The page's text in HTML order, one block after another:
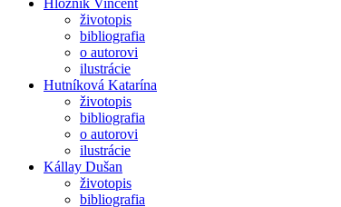
Hložník Vincent
životopis
bibliografia
o autorovi
ilustrácie
Hutníková Katarína
životopis
bibliografia
o autorovi
ilustrácie
Kállay Dušan
životopis
bibliografia